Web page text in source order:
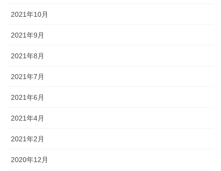
2021年10月
2021年9月
2021年8月
2021年7月
2021年6月
2021年4月
2021年2月
2020年12月